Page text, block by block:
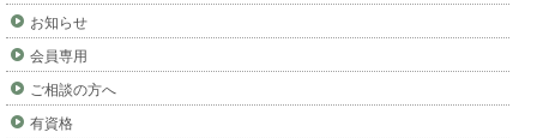
お知らせ
会員専用
ご相談の方へ
有資格